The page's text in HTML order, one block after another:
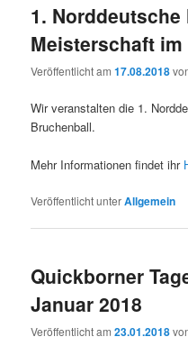
1. Norddeutsche
Meisterschaft
Veröffentlicht am17.08.2018
Wir veranstalten die 1.
Bruchenball.
Mehr Informationen findet ihr
Veröffentlicht unterAllgemein
Quickborner
Januar 2018
Veröffentlicht am23.01.2018